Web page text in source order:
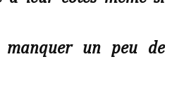
un peu de